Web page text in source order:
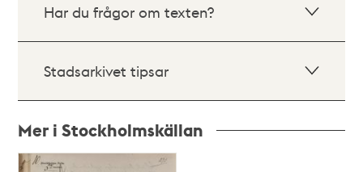
Har du frågor om texten?
Stadsarkivet tipsar
Mer i Stockholmskällan
Relaterade